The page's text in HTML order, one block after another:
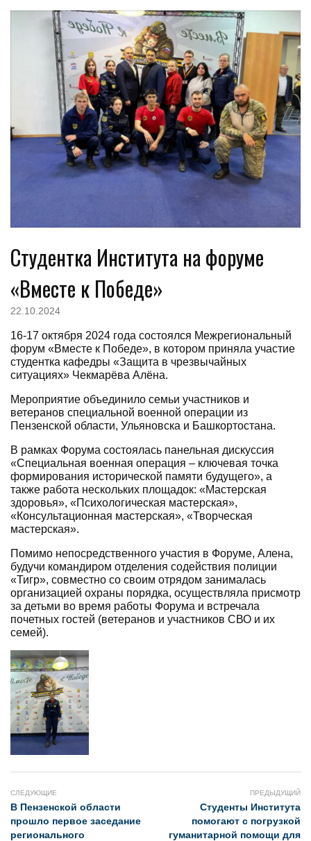
Студентка Института на форуме
«Вместе к Победе»
22.10.2024
16-17 октября 2024 года состоялся Межрегиональный
форум «Вместе к Победе», в котором приняла участие
студентка кафедры «Защита в чрезвычайных
ситуациях» Чекмарёва Алёна.
Мероприятие объединило семьи участников и
ветеранов специальной военной операции из
Пензенской области, Ульяновска и Башкортостана.
В рамках Форума состоялась панельная дискуссия
«Специальная военная операция – ключевая точка
формирования исторической памяти будущего», а
также работа нескольких площадок: «Мастерская
здоровья», «Психологическая мастерская»,
«Консультационная мастерская», «Творческая
мастерская».
Помимо непосредственного участия в Форуме, Алена,
будучи командиром отделения содействия полиции
«Тигр», совместно со своим отрядом занималась
организацией охраны порядка, осуществляла присмотр
за детьми во время работы Форума и встречала
почетных гостей (ветеранов и участников СВО и их
семей).
СЛЕДУЮЩИЕ
В Пензенской области
прошло первое заседание
регионального
ПРЕДЫДУЩИЙ
Студенты Института
помогают с погрузкой
гуманитарной помощи для